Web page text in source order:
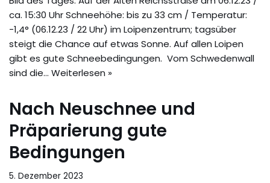
ca. 15:30 Uhr Schneehöhe: bis zu 33 cm / Temperatur:
-1,4° (06.12.23 / 22 Uhr) im Loipenzentrum; tagsüber
steigt die Chance auf etwas Sonne. Auf allen Loipen
gibt es gute Schneebedingungen. Vom Schwedenwall
sind die… Weiterlesen »
Nach Neuschnee und
Präparierung gute
Bedingungen
5. Dezember 2023